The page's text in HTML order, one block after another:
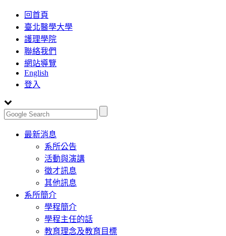
回首頁
臺北醫學大學
護理學院
聯絡我們
網站導覽
English
登入
Toggle
navigation
最新消息
系所公告
活動與演講
徵才訊息
其他訊息
系所簡介
學程簡介
學程主任的話
教育理念及教育目標